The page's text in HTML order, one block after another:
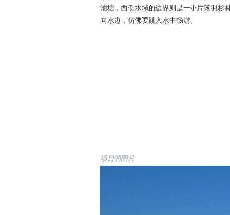
池塘，西侧水域的边界则是一小片落羽杉
向水边，仿佛要跳入水中畅游。
项目的图片